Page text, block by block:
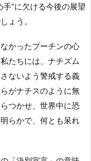
”に欠ける今後の展望
ょう。
かったプーチンの心
たちには、ナチズム
ないよう警戒する義
がナチスのように無
つかせ、世界中に恐
らかで、何とも呆れ